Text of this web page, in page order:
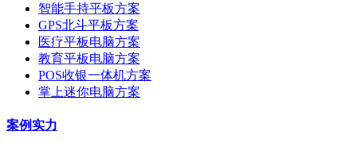
智能手持平板方案
GPS北斗平板方案
医疗平板电脑方案
教育平板电脑方案
POS收银一体机方案
掌上迷你电脑方案
案例实力